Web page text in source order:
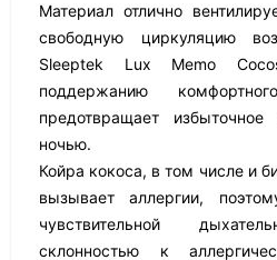
Материал отлично
свободную циркуляцию
Sleeptek Lux Memo
поддержанию
предотвращает
ночью.
Койра кокоса, в том числе и
вызывает аллергии,
чувствительной
склонностью к